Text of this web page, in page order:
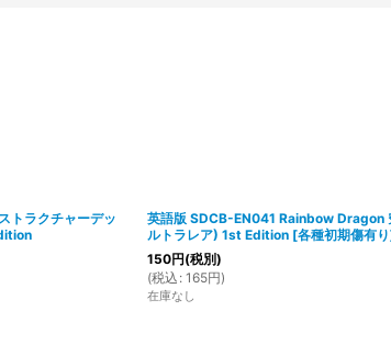
絞り
ラクチャーデッ
英語版 SDCB-EN041 Rainbow Dragon
ルトラレア) 1st Edition [各種初期傷有り
150円(税別)
(税込 : 165円)
在庫なし